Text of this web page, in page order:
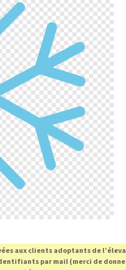
aux clients adoptants de
par mail (merci de